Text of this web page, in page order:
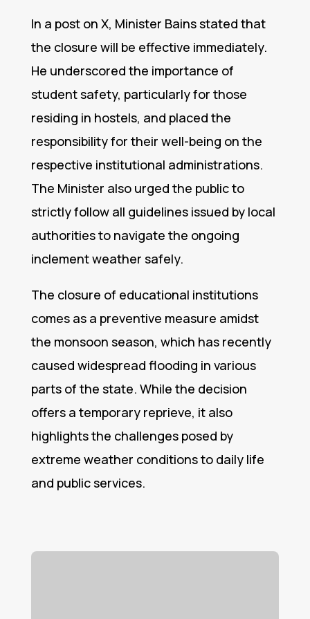
In a post on X, Minister Bains stated that
the closure will be effective immediately.
He underscored the importance of
student safety, particularly for those
residing in hostels, and placed the
responsibility for their well-being on the
respective institutional administrations.
The Minister also urged the public to
strictly follow all guidelines issued by local
authorities to navigate the ongoing
inclement weather safely.
The closure of educational institutions
comes as a preventive measure amidst
the monsoon season, which has recently
caused widespread flooding in various
parts of the state. While the decision
offers a temporary reprieve, it also
highlights the challenges posed by
extreme weather conditions to daily life
and public services.